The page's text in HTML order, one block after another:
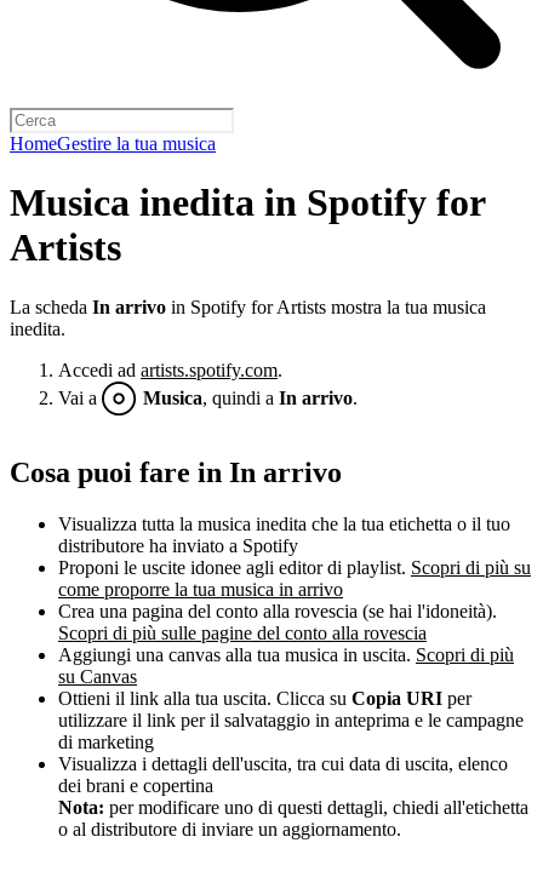
HomeGestire la tua musica
Musica inedita in Spotify for
Artists
La scheda In arrivo in Spotify for Artists mostra la tua musica
inedita.
Accedi ad artists.spotify.com.
Vai a
Musica, quindi a In arrivo.
Cosa puoi fare in In arrivo
Visualizza tutta la musica inedita che la tua etichetta o il tuo
distributore ha inviato a Spotify
Proponi le uscite idonee agli editor di playlist. Scopri di più su
come proporre la tua musica in arrivo
Crea una pagina del conto alla rovescia (se hai l'idoneità).
Scopri di più sulle pagine del conto alla rovescia
Aggiungi una canvas alla tua musica in uscita. Scopri di più
su Canvas
Ottieni il link alla tua uscita. Clicca su Copia URI per
utilizzare il link per il salvataggio in anteprima e le campagne
di marketing
Visualizza i dettagli dell'uscita, tra cui data di uscita, elenco
dei brani e copertina
Nota: per modificare uno di questi dettagli, chiedi all'etichetta
o al distributore di inviare un aggiornamento.